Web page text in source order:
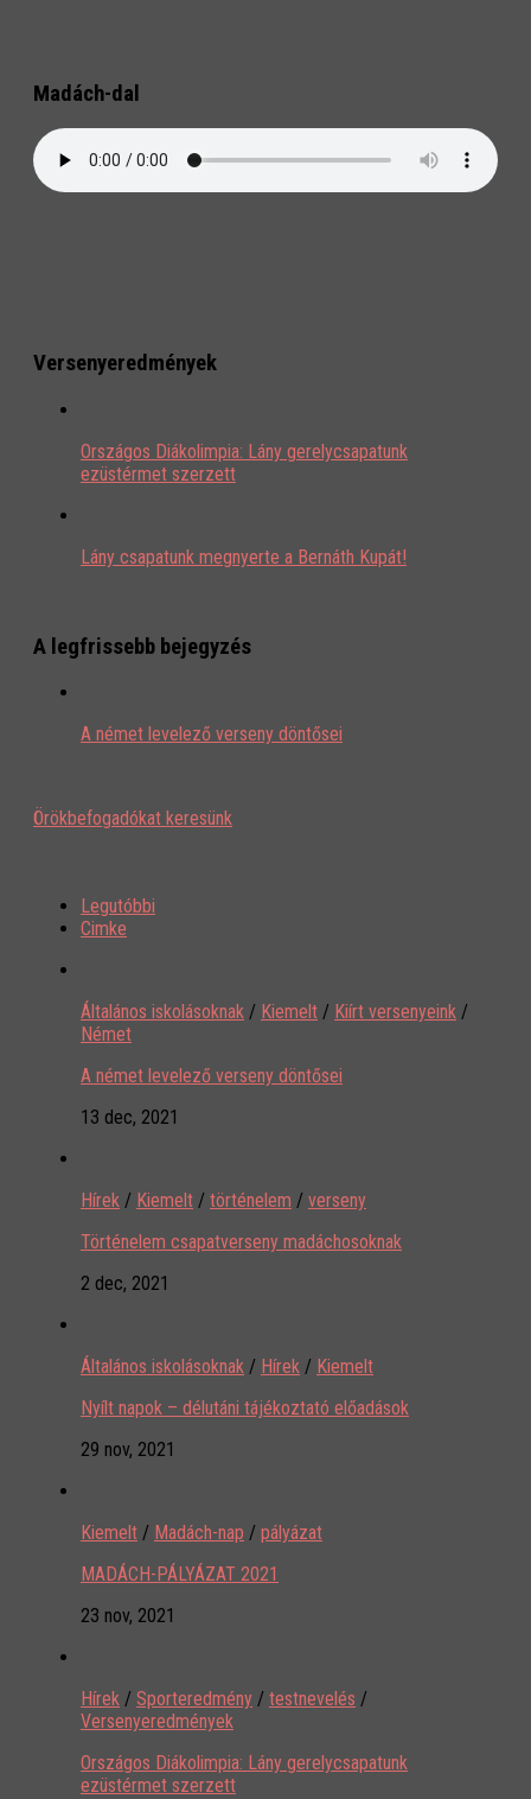
Madách-dal
Versenyeredmények
Országos Diákolimpia: Lány gerelycsapatunk
ezüstérmet szerzett
Lány csapatunk megnyerte a Bernáth Kupát!
A legfrissebb bejegyzés
A német levelező verseny döntősei
Örökbefogadókat keresünk
Legutóbbi
Cimke
Általános iskolásoknak / Kiemelt / Kiírt versenyeink /
Német
A német levelező verseny döntősei
13 dec, 2021
Hírek / Kiemelt / történelem / verseny
Történelem csapatverseny madáchosoknak
2 dec, 2021
Általános iskolásoknak / Hírek / Kiemelt
Nyílt napok – délutáni tájékoztató előadások
29 nov, 2021
Kiemelt / Madách-nap / pályázat
MADÁCH-PÁLYÁZAT 2021
23 nov, 2021
Hírek / Sporteredmény / testnevelés /
Versenyeredmények
Országos Diákolimpia: Lány gerelycsapatunk
ezüstérmet szerzett